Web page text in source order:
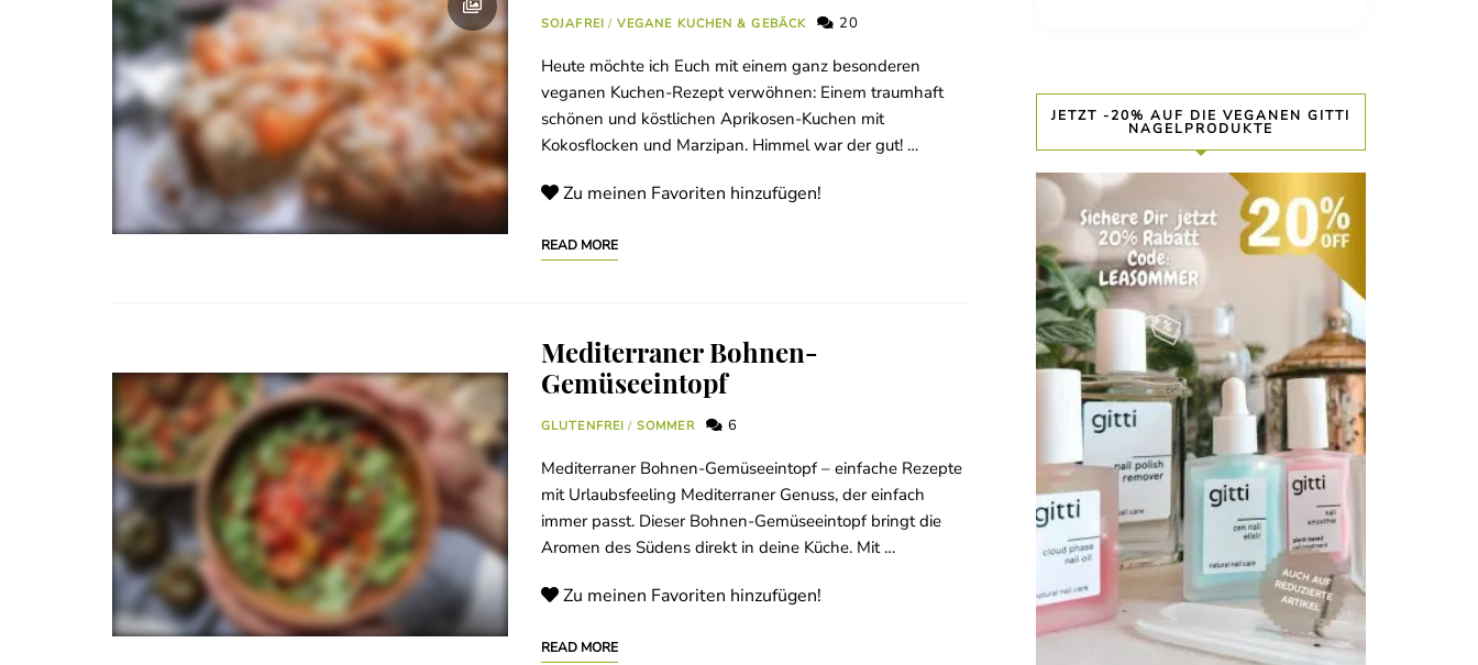
SOJAFREI / VEGANE KUCHEN & GEBÄCK 20
Heute möchte ich Euch mit einem ganz besonderen
veganen Kuchen-Rezept verwöhnen: Einem traumhaft
schönen und köstlichen Aprikosen-Kuchen mit
Kokosflocken und Marzipan. Himmel war der gut! …
Zu meinen Favoriten hinzufügen!
READ MORE
Mediterraner Bohnen-
Gemüseeintopf
GLUTENFREI / SOMMER 6
Mediterraner Bohnen-Gemüseeintopf – einfache Rezepte
mit Urlaubsfeeling Mediterraner Genuss, der einfach
immer passt. Dieser Bohnen-Gemüseeintopf bringt die
Aromen des Südens direkt in deine Küche. Mit …
Zu meinen Favoriten hinzufügen!
READ MORE
JETZT -20% AUF DIE VEGANEN GITTI
NAGELPRODUKTE